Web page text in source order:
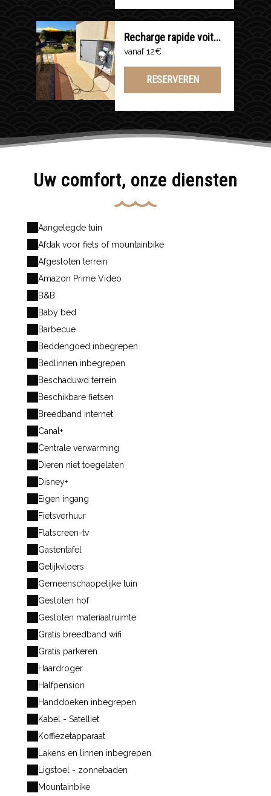
Recharge rapide voit...
vanaf 12€
RESERVEREN
Uw comfort, onze diensten
Aangelegde tuin
Afdak voor fiets of mountainbike
Afgesloten terrein
Amazon Prime Video
B&B
Baby bed
Barbecue
Beddengoed inbegrepen
Bedlinnen inbegrepen
Beschaduwd terrein
Beschikbare fietsen
Breedband internet
Canal+
Centrale verwarming
Dieren niet toegelaten
Disney+
Eigen ingang
Fietsverhuur
Flatscreen-tv
Gastentafel
Gelijkvloers
Gemeenschappelijke tuin
Gesloten hof
Gesloten materiaalruimte
Gratis breedband wifi
Gratis parkeren
Haardroger
Halfpension
Handdoeken inbegrepen
Kabel - Satelliet
Koffiezetapparaat
Lakens en linnen inbegrepen
Ligstoel - zonnebaden
Mountainbike